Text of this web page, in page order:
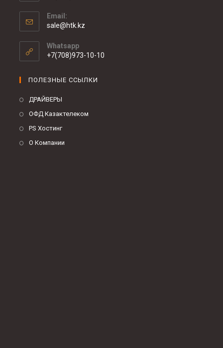
Email:
sale@htk.kz
Whatsapp
+7(708)973-10-10
ПОЛЕЗНЫЕ ССЫЛКИ
ДРАЙВЕРЫ
ОФД Казактелеком
PS Хостинг
О Компании